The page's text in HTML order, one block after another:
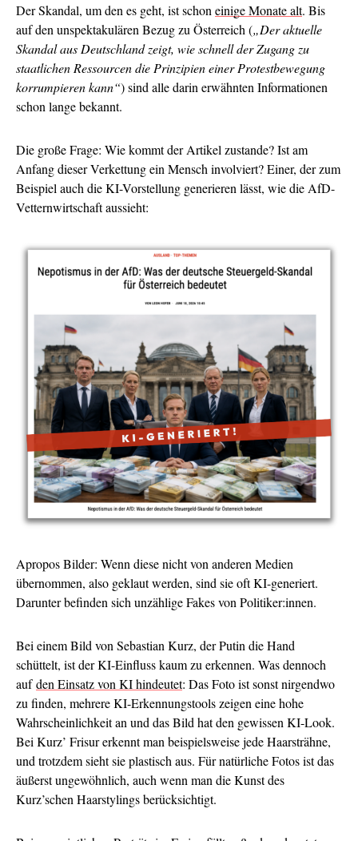
Der Skandal, um den es geht, ist schon einige Monate alt. Bis
auf den unspektakulären Bezug zu Österreich („Der aktuelle
Skandal aus Deutschland zeigt, wie schnell der Zugang zu
staatlichen Ressourcen die Prinzipien einer Protestbewegung
korrumpieren kann“) sind alle darin erwähnten Informationen
schon lange bekannt.
Die große Frage: Wie kommt der Artikel zustande? Ist am
Anfang dieser Verkettung ein Mensch involviert? Einer, der zum
Beispiel auch die KI-Vorstellung generieren lässt, wie die AfD-
Vetternwirtschaft aussieht:
Apropos Bilder: Wenn diese nicht von anderen Medien
übernommen, also geklaut werden, sind sie oft KI-generiert.
Darunter befinden sich unzählige Fakes von Politiker:innen.
Bei einem Bild von Sebastian Kurz, der Putin die Hand
schüttelt, ist der KI-Einfluss kaum zu erkennen. Was dennoch
aufden Einsatz von KI hindeutet: Das Foto ist sonst nirgendwo
zu finden, mehrere KI-Erkennungstools zeigen eine hohe
Wahrscheinlichkeit an und das Bild hat den gewissen KI-Look.
Bei Kurz’ Frisur erkennt man beispielsweise jede Haarsträhne,
und trotzdem sieht sie plastisch aus. Für natürliche Fotos ist das
äußerst ungewöhnlich, auch wenn man die Kunst des
Kurz’schen Haarstylings berücksichtigt.